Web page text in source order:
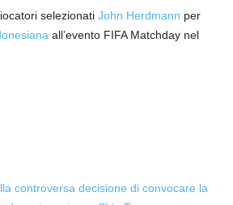
selezionati John Herdmann per
all’evento FIFA Matchday nel
controversa decisione di convocare la